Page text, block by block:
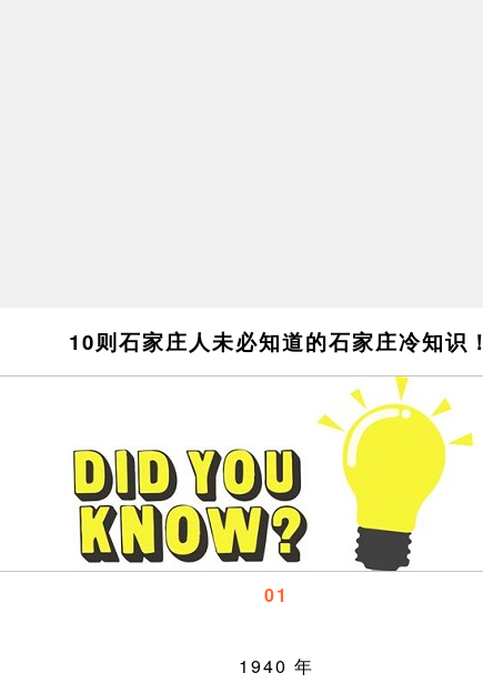
10则石家庄人未必知道的石家庄冷知识！
01
1940 年